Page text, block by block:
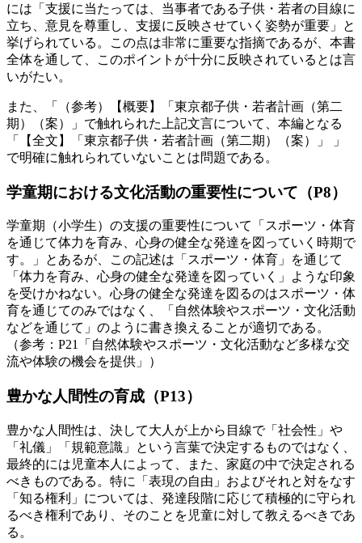
には「支援に当たっては、当事者である子供・若者の目線に
立ち、意見を尊重し、支援に反映させていく姿勢が重要」と
挙げられている。この点は非常に重要な指摘であるが、本書
全体を通して、このポイントが十分に反映されているとは言
いがたい。
また、「（参考）【概要】「東京都子供・若者計画（第二
期）（案）」で触れられた上記文言について、本編となる
「【全文】「東京都子供・若者計画（第二期）（案）」 」
で明確に触れられていないことは問題である。
学童期における文化活動の重要性について（P8）
学童期（小学生）の支援の重要性について「スポーツ・体育
を通じて体力を育み、心身の健全な発達を図っていく時期で
す。」とあるが、この記述は「スポーツ・体育」を通じて
「体力を育み、心身の健全な発達を図っていく」ような印象
を受けかねない。心身の健全な発達を図るのはスポーツ・体
育を通じてのみではなく、「自然体験やスポーツ・文化活動
などを通じて」のように書き換えることが適切である。
（参考：P21「自然体験やスポーツ・文化活動など多様な交
流や体験の機会を提供」）
豊かな人間性の育成（P13）
豊かな人間性は、決して大人が上から目線で「社会性」や
「礼儀」「規範意識」という言葉で決定するものではなく、
最終的には児童本人によって、また、家庭の中で決定される
べきものである。特に「表現の自由」およびそれと対をなす
「知る権利」については、発達段階に応じて積極的に守られ
るべき権利であり、そのことを児童に対して教えるべきであ
る。